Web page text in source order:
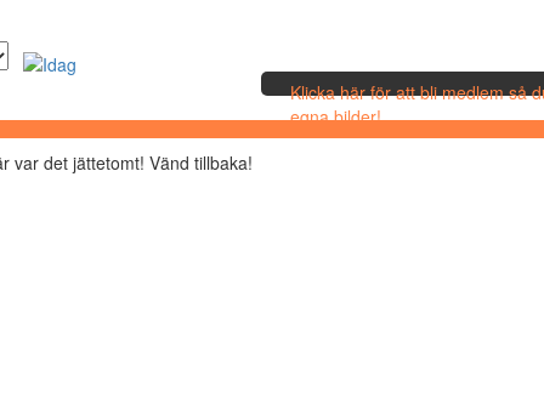
Klicka här för att bli medlem så
egna bilder!
var det jättetomt! Vänd tillbaka!